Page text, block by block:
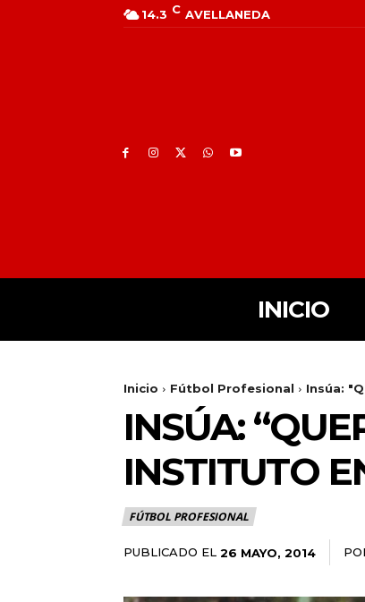
14.3 C AVELLANEDA
INICIO
Inicio Fútbol Profesional Insúa:
INSÚA:
INSTITUTO
FÚTBOL PROFESIONAL
PUBLICADO EL 26 MAYO, 2014